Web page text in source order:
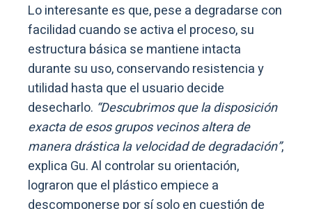
Lo interesante es que, pese a degradarse con
facilidad cuando se activa el proceso, su
estructura básica se mantiene intacta
durante su uso, conservando resistencia y
utilidad hasta que el usuario decide
desecharlo. “Descubrimos que la disposición
exacta de esos grupos vecinos altera de
manera drástica la velocidad de degradación”,
explica Gu. Al controlar su orientación,
lograron que el plástico empiece a
descomponerse por sí solo en cuestión de